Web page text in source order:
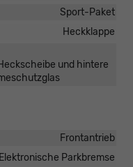
Sport-Paket
Heckklappe
und hintere
Frontantrieb
Elektronische Parkbremse